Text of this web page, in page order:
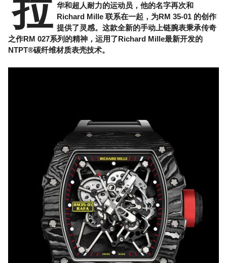
拉 华和超人耐力的运动员，他的名字再次和
Richard Mille 联系在一起，为RM 35-01 的创作
提供了灵感。这款全新的手动上链腕表秉承传奇
之作RM 027系列的精神，运用了Richard Mille最新开发的
NTPT®碳纤维材质表壳技术。